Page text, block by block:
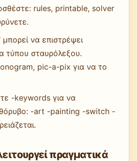
rules, printable, solver
να επιστρέψει
τύπου σταυρόλεξου.
pic-a-pix για να το
-keywords για να
θόρυβο: -art -painting -switch -
πραγματικά